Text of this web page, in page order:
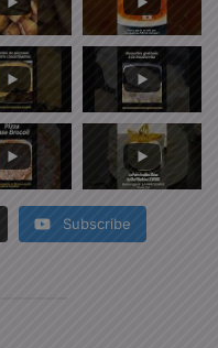
Subscribe